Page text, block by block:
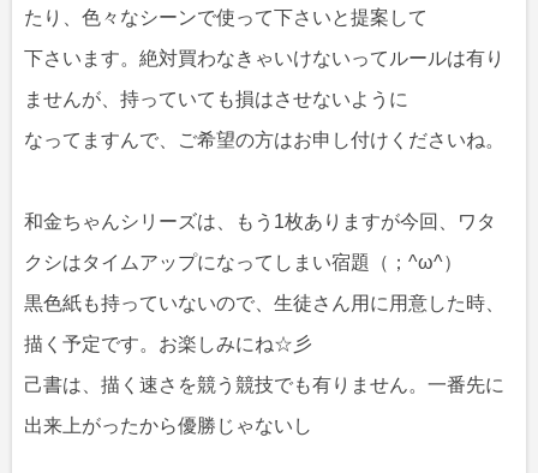
たり、色々なシーンで使って下さいと提案して
下さいます。絶対買わなきゃいけないってルールは有り
ませんが、持っていても損はさせないように
なってますんで、ご希望の方はお申し付けくださいね。
和金ちゃんシリーズは、もう1枚ありますが今回、ワタ
クシはタイムアップになってしまい宿題（；^ω^）
黒色紙も持っていないので、生徒さん用に用意した時、
描く予定です。お楽しみにね☆彡
己書は、描く速さを競う競技でも有りません。一番先に
出来上がったから優勝じゃないし